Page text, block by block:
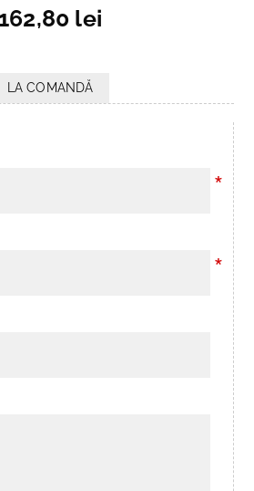
162,80 lei
LA COMANDĂ
*
*